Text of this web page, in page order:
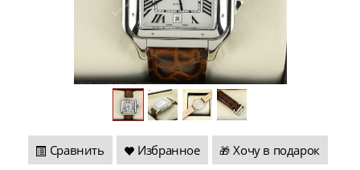
Сравнить Избранное 🎁 Хочу в подарок